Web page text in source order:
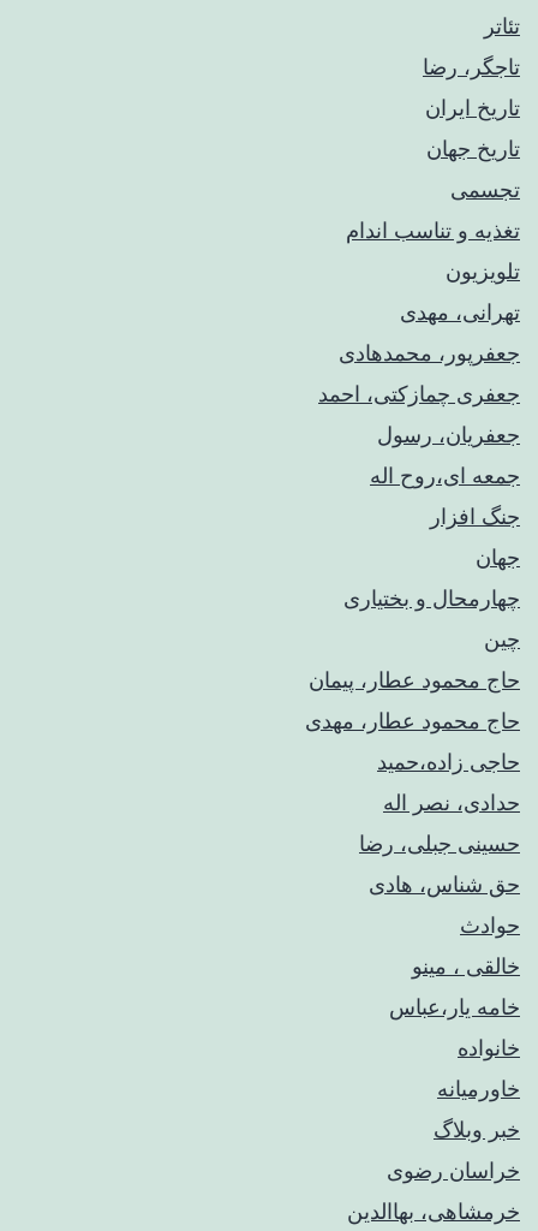
تئاتر
تاجگر، رضا
تاریخ ایران
تاریخ جهان
تجسمی
تغذیه و تناسب اندام
تلویزیون
تهرانی، مهدی
جعفرپور، محمدهادی
جعفری چمازکتی، احمد
جعفریان، رسول
جمعه ای،روح اله
جنگ افزار
جهان
چهارمحال و بختیاری
چین
حاج محمود عطار، پیمان
حاج محمود عطار، مهدی
حاجی زاده،حمید
حدادی، نصر اله
حسینی جبلی، رضا
حق شناس، هادی
حوادث
خالقی ، مینو
خامه یار،عباس
خانواده
خاورمیانه
خبر وبلاگ
خراسان رضوی
خرمشاهی، بهاالدین